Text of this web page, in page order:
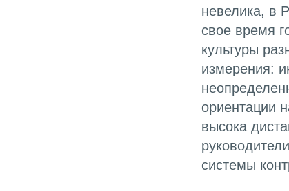
невелика, в
свое время
культуры
измерения:
ориентации
высока
системы